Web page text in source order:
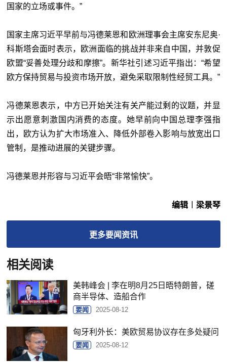
国家的立场或事件。”
国家主席习近平早前与冯德莱恩和欧洲理事会主席安东尼奥·
科斯塔会面时表示，欧洲面临的挑战并非来自中国，并敦促
欧盟“妥善处理分歧和摩擦”。新华社引述习近平指出：“希望
欧方保持贸易与投资市场开放，避免采取限制性经贸工具。”
冯德莱恩表示，中方已开始关注有关产能过剩的议题，并显
示出愿意刺激国内消费的态度。她早前向中国总理李强指
出，欧方认为扩大市场准入、降低外部卷入影响与放宽出口
管制，是推动进展的关键步骤。
冯德莱恩并形容与习近平会晤“非常愉快”。
编辑︱梁景琴
更多要闻资讯
相关阅读
美韩峰会 | 李在明8月25日晤特朗普，磋
商半导体、造船合作
要闻 2025-08-12
匈牙利外长：美欧贸易协议存在多处疑问
要闻 2025-08-12